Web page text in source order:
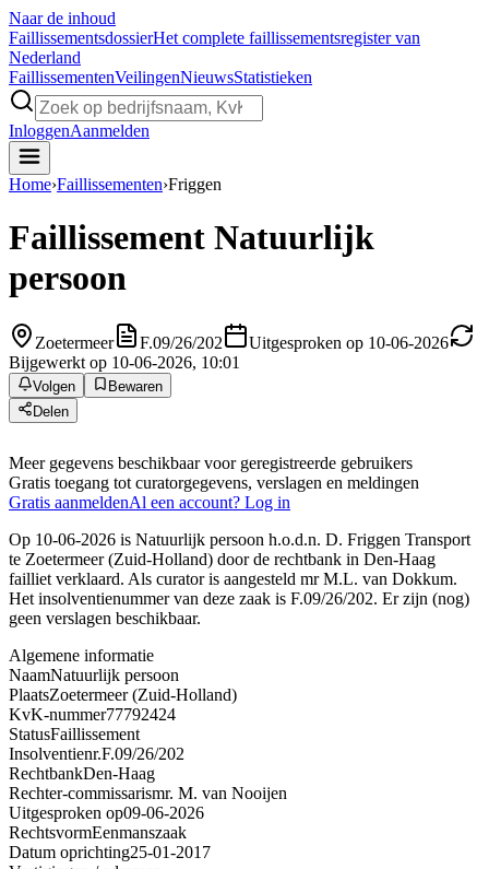
Naar de inhoud
FaillissementsdossierHet complete faillissementsregister van
Nederland
FaillissementenVeilingenNieuwsStatistieken
InloggenAanmelden
Home›Faillissementen›Friggen
Faillissement Natuurlijk
persoon
Zoetermeer F.09/26/202
Uitgesproken op 10-06-2026
Bijgewerkt op 10-06-2026, 10:01
Volgen
Bewaren
Delen
Meer gegevens beschikbaar voor geregistreerde gebruikers
Gratis toegang tot curatorgegevens, verslagen en meldingen
Gratis aanmeldenAl een account? Log in
Op 10-06-2026 is Natuurlijk persoon h.o.d.n. D. Friggen Transport
te Zoetermeer (Zuid-Holland) door de rechtbank in Den-Haag
failliet verklaard. Als curator is aangesteld mr M.L. van Dokkum.
Het insolventienummer van deze zaak is F.09/26/202. Er zijn (nog)
geen verslagen beschikbaar.
Algemene informatie
NaamNatuurlijk persoon
PlaatsZoetermeer (Zuid-Holland)
KvK-nummer77792424
StatusFaillissement
Insolventienr.F.09/26/202
RechtbankDen-Haag
Rechter-commissarismr. M. van Nooijen
Uitgesproken op09-06-2026
RechtsvormEenmanszaak
Datum oprichting25-01-2017